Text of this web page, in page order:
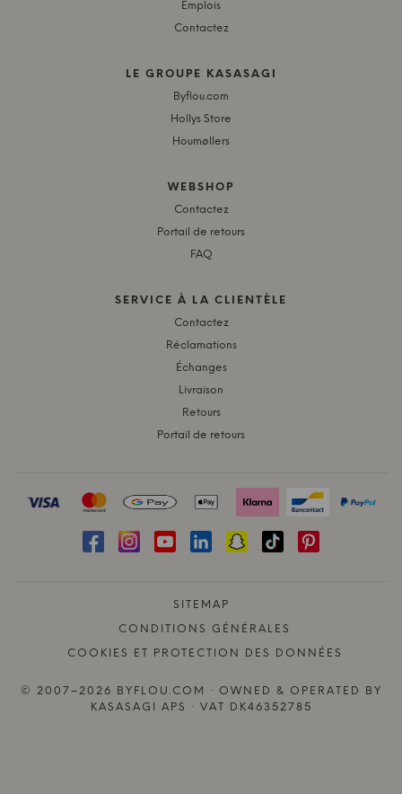
Emplois
Contactez
LE GROUPE KASASAGI
Byflou.com
Hollys Store
Houmøllers
WEBSHOP
Contactez
Portail de retours
FAQ
SERVICE À LA CLIENTÈLE
Contactez
Réclamations
Échanges
Livraison
Retours
Portail de retours
SITEMAP
CONDITIONS GÉNÉRALES
COOKIES ET PROTECTION DES DONNÉES
© 2007–2026 BYFLOU.COM · OWNED & OPERATED BY
KASASAGI APS · VAT DK46352785